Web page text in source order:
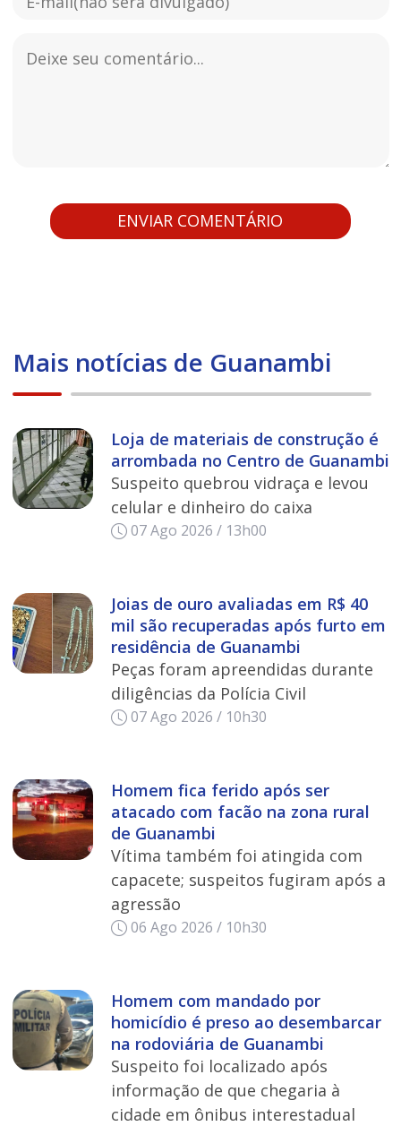
Mais notícias de Guanambi
Loja de materiais de construção é
arrombada no Centro de Guanambi
Suspeito quebrou vidraça e levou
celular e dinheiro do caixa
07 Ago 2026 / 13h00
Joias de ouro avaliadas em R$ 40
mil são recuperadas após furto em
residência de Guanambi
Peças foram apreendidas durante
diligências da Polícia Civil
07 Ago 2026 / 10h30
Homem fica ferido após ser
atacado com facão na zona rural
de Guanambi
Vítima também foi atingida com
capacete; suspeitos fugiram após a
agressão
06 Ago 2026 / 10h30
Homem com mandado por
homicídio é preso ao desembarcar
na rodoviária de Guanambi
Suspeito foi localizado após
informação de que chegaria à
cidade em ônibus interestadual